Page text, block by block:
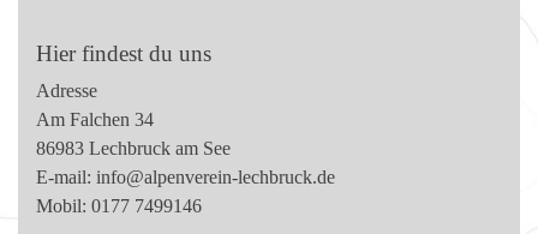
Hier findest du uns
Adresse
Am Falchen 34
86983 Lechbruck am See
E-mail: info@alpenverein-lechbruck.de
Mobil: 0177 7499146